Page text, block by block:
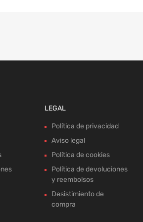
LEGAL
Política de privacidad
Aviso legal
Política de cookies
Política de devoluciones
y reembolsos
Desistimiento de
compra